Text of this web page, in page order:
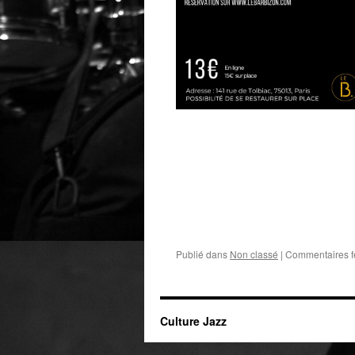
Publié dans Non classé | Commentaires
Culture Jazz